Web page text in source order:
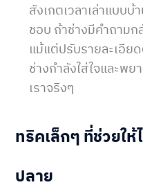
สังเกตเวลาเล่าแบบบ้
ชอบ ถ้าช่างมีคำถามก
แม้แต่ปรับรายละเอีย
ช่างกำลังใส่ใจและพ
เราจริงๆ
ทริคเล็กๆ ที่ช่วยให้
ปลาย